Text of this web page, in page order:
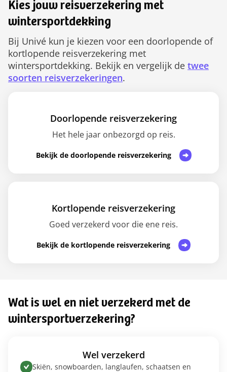
Kies jouw reisverzekering met
wintersportdekking
Bij Univé kun je kiezen voor een doorlopende of
kortlopende reisverzekering met
wintersportdekking. Bekijk en vergelijk de twee
soorten reisverzekeringen.
Doorlopende reisverzekering
Het hele jaar onbezorgd op reis.
Bekijk de doorlopende reisverzekering
Kortlopende reisverzekering
Goed verzekerd voor die ene reis.
Bekijk de kortlopende reisverzekering
Wat is wel en niet verzekerd met de
wintersportverzekering?
Wel verzekerd
Skiën, snowboarden, langlaufen, schaatsen en